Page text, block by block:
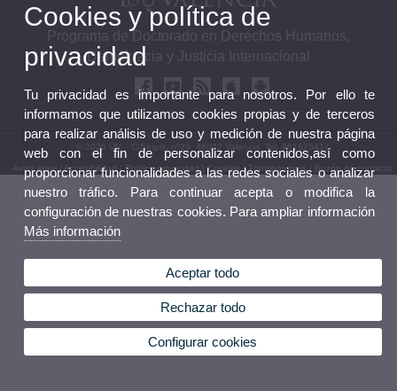
Programa de Doctorado en Derechos Humanos,
Democracia y Justicia Internacional
© 2026 UV. - C/Serpis, nº29. 46022 Valencia. Tel: 961625417
Aviso legal Accesibilidad Política privacidad |Cookies | Transparencia Buzón de contacto
Cookies y política de
privacidad
Tu privacidad es importante para nosotros. Por ello te
informamos que utilizamos cookies propias y de terceros
para realizar análisis de uso y medición de nuestra página
web con el fin de personalizar contenidos,así como
proporcionar funcionalidades a las redes sociales o analizar
nuestro tráfico. Para continuar acepta o modifica la
configuración de nuestras cookies. Para ampliar información
Más información
Aceptar todo
Rechazar todo
Configurar cookies